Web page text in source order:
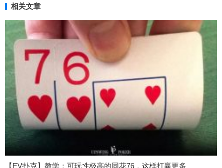
相关文章
【EV扑克】教学：可玩性极高的同花76，这样打赢更多